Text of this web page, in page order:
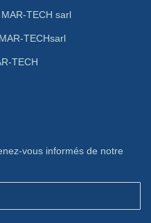
TECH sarl
TECHsarl
TECH
vous informés de notre